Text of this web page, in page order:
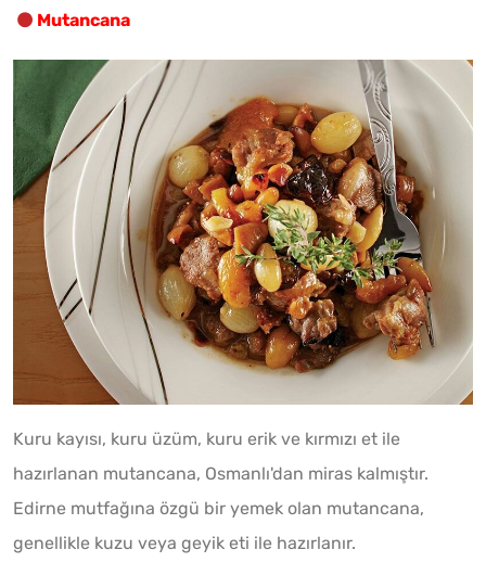
Mutancana
Kuru kayısı, kuru üzüm, kuru erik ve kırmızı et ile
hazırlanan mutancana, Osmanlı'dan miras kalmıştır.
Edirne mutfağına özgü bir yemek olan mutancana,
genellikle kuzu veya geyik eti ile hazırlanır.